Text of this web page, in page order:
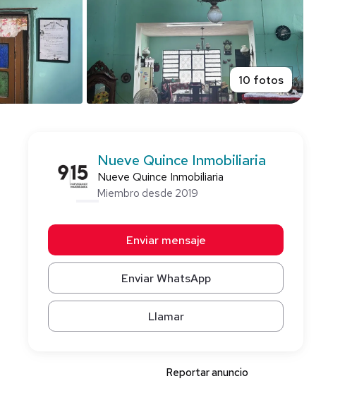
10 fotos
Nueve Quince Inmobiliaria
Nueve Quince Inmobiliaria
Miembro desde 2019
Enviar mensaje
Enviar WhatsApp
Llamar
Reportar anuncio